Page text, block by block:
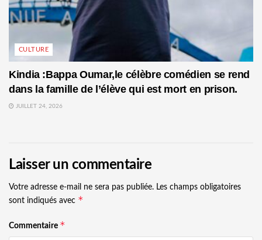
CULTURE
Kindia :Bappa Oumar,le célèbre comédien se rend
dans la famille de l’élève qui est mort en prison.
JUILLET 24, 2026
Laisser un commentaire
Votre adresse e-mail ne sera pas publiée. Les champs obligatoires
sont indiqués avec *
Commentaire *